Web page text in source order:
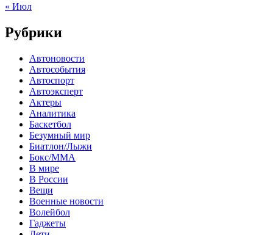
« Июл
Рубрики
Автоновости
Автособытия
Автоспорт
Автоэксперт
Актеры
Аналитика
Баскетбол
Безумный мир
Биатлон/Лыжи
Бокс/MMA
В мире
В России
Вещи
Военные новости
Волейбол
Гаджеты